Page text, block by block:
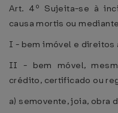
Art. 4º Sujeita-se à
causa mortis ou
I - bem imóvel e direitos
II - bem móvel,
crédito, certificado ou
a) semovente, joia, obra